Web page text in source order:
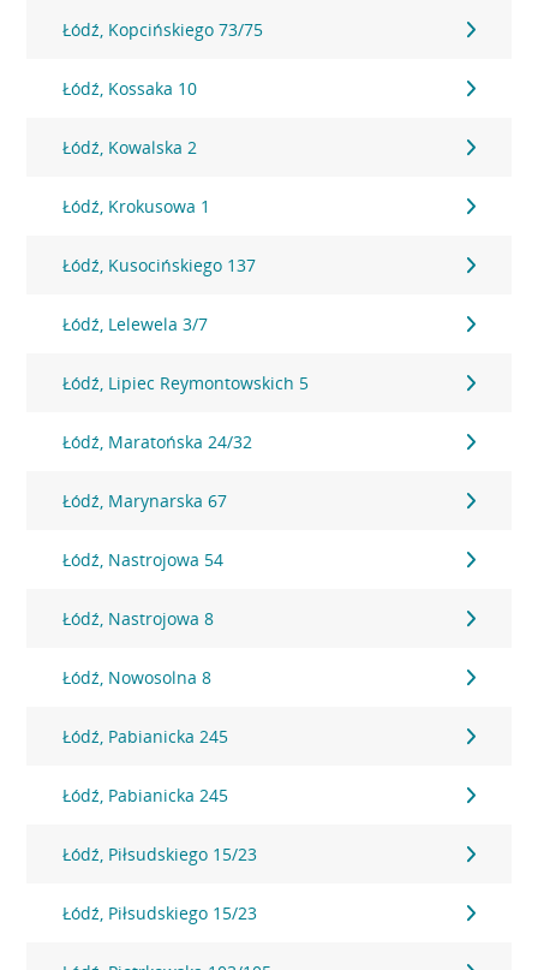
Łódź, Kopcińskiego 73/75
Łódź, Kossaka 10
Łódź, Kowalska 2
Łódź, Krokusowa 1
Łódź, Kusocińskiego 137
Łódź, Lelewela 3/7
Łódź, Lipiec Reymontowskich 5
Łódź, Maratońska 24/32
Łódź, Marynarska 67
Łódź, Nastrojowa 54
Łódź, Nastrojowa 8
Łódź, Nowosolna 8
Łódź, Pabianicka 245
Łódź, Pabianicka 245
Łódź, Piłsudskiego 15/23
Łódź, Piłsudskiego 15/23